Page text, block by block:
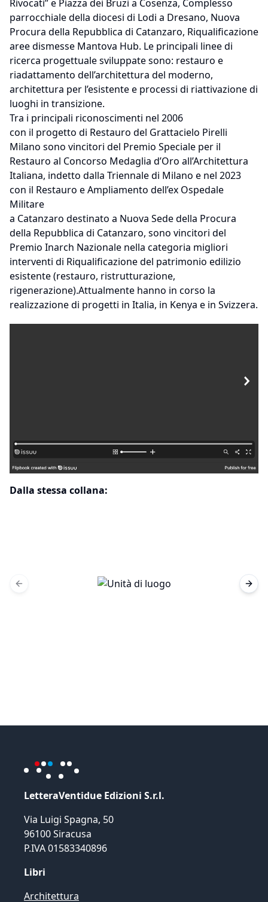
Rivocati” e Piazza dei Bruzi a Cosenza, Complesso
parrocchiale della diocesi di Lodi a Dresano, Nuova
Procura della Repubblica di Catanzaro, Riqualificazione
aree dismesse Mantova Hub. Le principali linee di
ricerca progettuale sviluppate sono: restauro e
riadattamento dell’architettura del moderno,
architettura per l’esistente e processi di riattivazione di
luoghi in transizione.
Tra i principali riconoscimenti nel 2006
con il progetto di Restauro del Grattacielo Pirelli
Milano sono vincitori del Premio Speciale per il
Restauro al Concorso Medaglia d’Oro all’Architettura
Italiana, indetto dalla Triennale di Milano e nel 2023
con il Restauro e Ampliamento dell’ex Ospedale
Militare
a Catanzaro destinato a Nuova Sede della Procura
della Repubblica di Catanzaro, sono vincitori del
Premio Inarch Nazionale nella categoria migliori
interventi di Riqualificazione del patrimonio edilizio
esistente (restauro, ristrutturazione,
rigenerazione).Attualmente hanno in corso la
realizzazione di progetti in Italia, in Kenya e in Svizzera.
Dalla stessa collana:
Previous slide
LetteraVentidue Edizioni S.r.l.
Via Luigi Spagna, 50
96100 Siracusa
P.IVA 01583340896
Libri
Architettura